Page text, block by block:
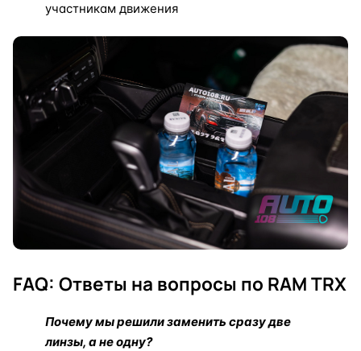
участникам движения
FAQ: Ответы на вопросы по RAM TRX
Почему мы решили заменить сразу две
линзы, а не одну?